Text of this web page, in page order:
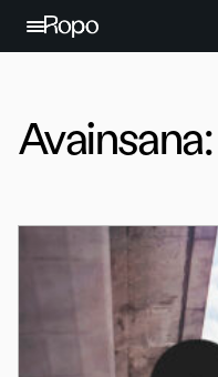
Jatka sisältöön
Avainsana: